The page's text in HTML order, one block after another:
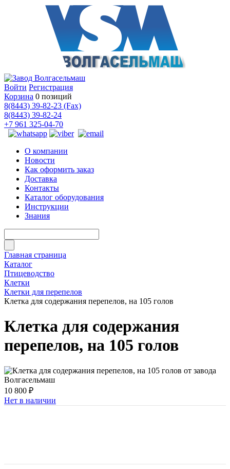
Войти Регистрация
Корзина 0 позиций
8(8443) 39-82-23 (Fax)
8(8443) 39-82-24
+7 961 325-04-70
О компании
Новости
Как оформить заказ
Доставка
Контакты
Каталог оборудования
Инструкции
Знания
Главная страница
Каталог
Птицеводство
Клетки
Клетки для перепелов
Клетка для содержания перепелов, на 105 голов
Клетка для содержания
перепелов, на 105 голов
10 800 ₽
Нет в наличии